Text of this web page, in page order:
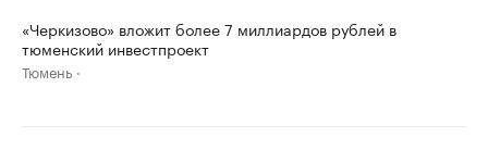
«Черкизово» вложит более 7 миллиардов рублей в
тюменский инвестпроект
Тюмень